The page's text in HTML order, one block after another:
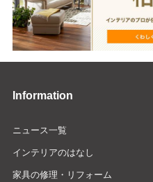
Information
ニュース一覧
インテリアのはなし
家具の修理・リフォーム